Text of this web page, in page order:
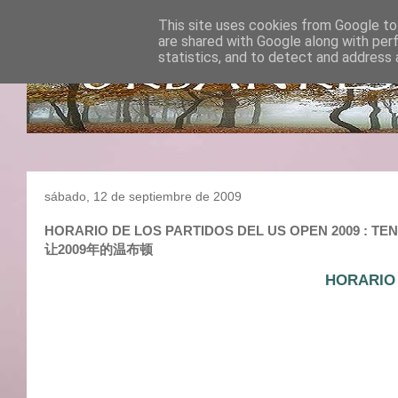
sábado, 12 de septiembre de 2009
HORARIO DE LOS PARTIDOS DEL US OPEN 2009 :
让2009年的温布顿
This site uses cookies from Google
are shared with Google along with
statistics, and to detect and address